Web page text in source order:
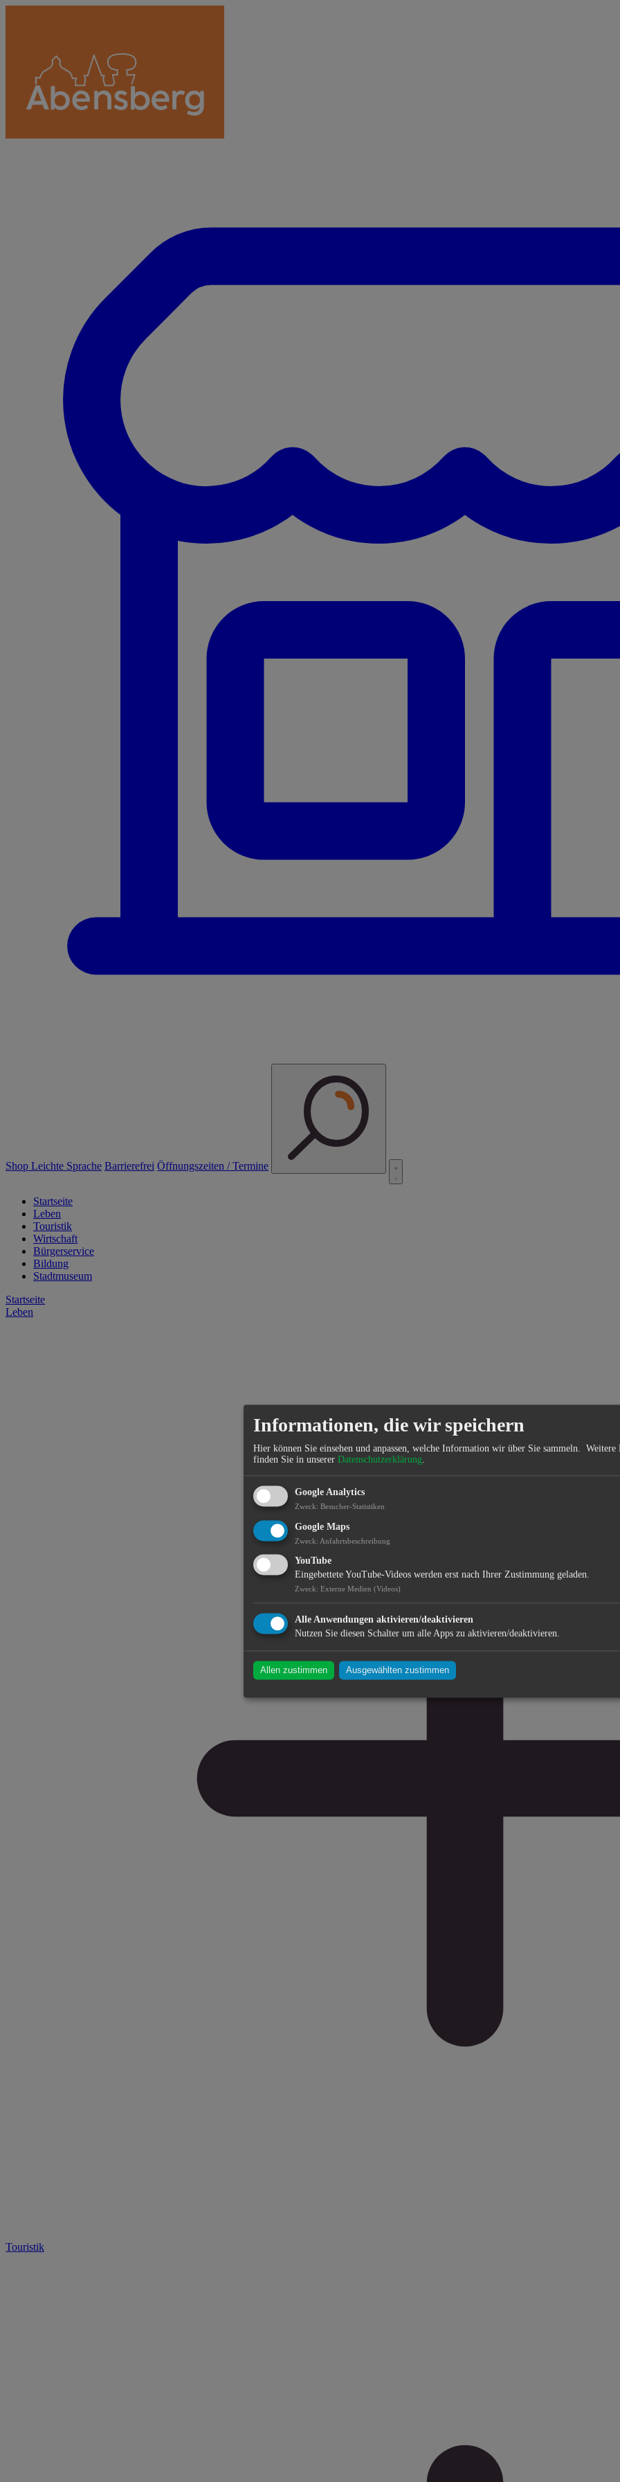
Shop Leichte Sprache Barrierefrei Öffnungszeiten / Termine
Startseite
Leben
Touristik
Wirtschaft
Bürgerservice
Bildung
Stadtmuseum
Startseite
Leben
Touristik
Informationen, die wir speichern
Hier können Sie einsehen und anpassen, welche Information wir über Sie sammeln. Weitere
finden Sie in unserer Datenschutzerklärung.
Google Analytics
Zweck: Besucher-Statistiken
Google Maps
Zweck: Anfahrtsbeschreibung
YouTube
Eingebettete YouTube-Videos werden erst nach Ihrer Zustimmung geladen.
Zweck: Externe Medien (Videos)
Alle Anwendungen aktivieren/deaktivieren
Nutzen Sie diesen Schalter um alle Apps zu aktivieren/deaktivieren.
Allen zustimmen Ausgewählten zustimmen